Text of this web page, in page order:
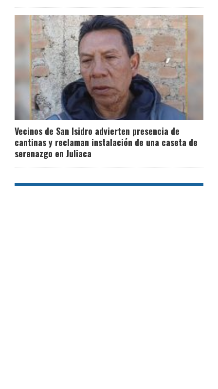
Vecinos de San Isidro advierten presencia de
cantinas y reclaman instalación de una caseta de
serenazgo en Juliaca